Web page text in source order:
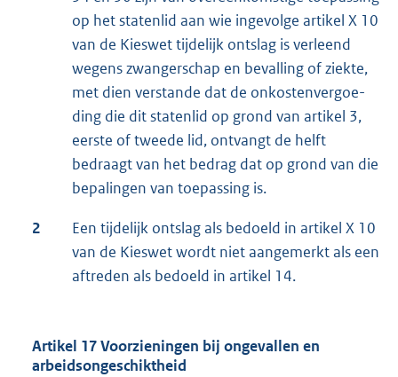
op het statenlid aan wie ingevolge artikel X 10
van de Kieswet tijdelijk ontslag is verleend
wegens zwangerschap en bevalling of ziekte,
met dien verstande dat de onkostenvergoe-
ding die dit statenlid op grond van artikel 3,
eerste of tweede lid, ontvangt de helft
bedraagt van het bedrag dat op grond van die
bepalingen van toepassing is.
2
Een tijdelijk ontslag als bedoeld in artikel X 10
van de Kieswet wordt niet aangemerkt als een
aftreden als bedoeld in artikel 14.
Artikel 17 Voorzieningen bij ongevallen en
arbeidsongeschiktheid